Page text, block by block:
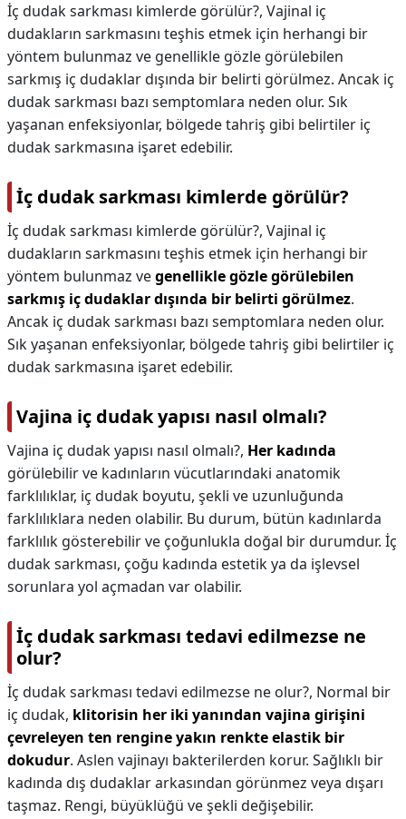
İç dudak sarkması kimlerde görülür?, Vajinal iç
dudakların sarkmasını teşhis etmek için herhangi bir
yöntem bulunmaz ve genellikle gözle görülebilen
sarkmış iç dudaklar dışında bir belirti görülmez. Ancak iç
dudak sarkması bazı semptomlara neden olur. Sık
yaşanan enfeksiyonlar, bölgede tahriş gibi belirtiler iç
dudak sarkmasına işaret edebilir.
İç dudak sarkması kimlerde görülür?
İç dudak sarkması kimlerde görülür?, Vajinal iç
dudakların sarkmasını teşhis etmek için herhangi bir
yöntem bulunmaz vegenellikle gözle görülebilen
sarkmış iç dudaklar dışında bir belirti görülmez.
Ancak iç dudak sarkması bazı semptomlara neden olur.
Sık yaşanan enfeksiyonlar, bölgede tahriş gibi belirtiler iç
dudak sarkmasına işaret edebilir.
Vajina iç dudak yapısı nasıl olmalı?
Vajina iç dudak yapısı nasıl olmalı?, Her kadında
görülebilir ve kadınların vücutlarındaki anatomik
farklılıklar, iç dudak boyutu, şekli ve uzunluğunda
farklılıklara neden olabilir. Bu durum, bütün kadınlarda
farklılık gösterebilir ve çoğunlukla doğal bir durumdur. İç
dudak sarkması, çoğu kadında estetik ya da işlevsel
sorunlara yol açmadan var olabilir.
İç dudak sarkması tedavi edilmezse ne
olur?
İç dudak sarkması tedavi edilmezse ne olur?, Normal bir
iç dudak, klitorisin her iki yanından vajina girişini
çevreleyen ten rengine yakın renkte elastik bir
dokudur. Aslen vajinayı bakterilerden korur. Sağlıklı bir
kadında dış dudaklar arkasından görünmez veya dışarı
taşmaz. Rengi, büyüklüğü ve şekli değişebilir.